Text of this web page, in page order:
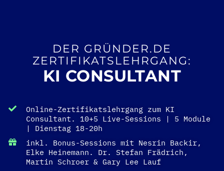
DER GRÜNDER.DE
ZERTIFIKATSLEHRGANG:
KI CONSULTANT
Online-Zertifikatslehrgang zum KI
Consultant. 10+5 Live-Sessions | 5 Module
| Dienstag 18-20h
inkl. Bonus-Sessions mit Nesrin Backir,
Elke Heinemann. Dr. Stefan Frädrich,
Martin Schroer & Gary Lee Lauf